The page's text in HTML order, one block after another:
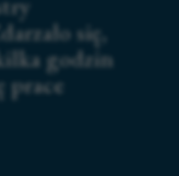
się,
godzin
prace